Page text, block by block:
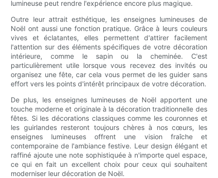
lumineuse peut rendre l'expérience encore plus magique.
Outre leur attrait esthétique, les enseignes lumineuses de
Noël ont aussi une fonction pratique. Grâce à leurs couleurs
vives et éclatantes, elles permettent d'attirer facilement
l'attention sur des éléments spécifiques de votre décoration
intérieure, comme le sapin ou la cheminée. C'est
particulièrement utile lorsque vous recevez des invités ou
organisez une fête, car cela vous permet de les guider sans
effort vers les points d'intérêt principaux de votre décoration.
De plus, les enseignes lumineuses de Noël apportent une
touche moderne et originale à la décoration traditionnelle des
fêtes. Si les décorations classiques comme les couronnes et
les guirlandes resteront toujours chères à nos cœurs, les
enseignes lumineuses offrent une vision fraîche et
contemporaine de l'ambiance festive. Leur design élégant et
raffiné ajoute une note sophistiquée à n'importe quel espace,
ce qui en fait un excellent choix pour ceux qui souhaitent
moderniser leur décoration de Noël.